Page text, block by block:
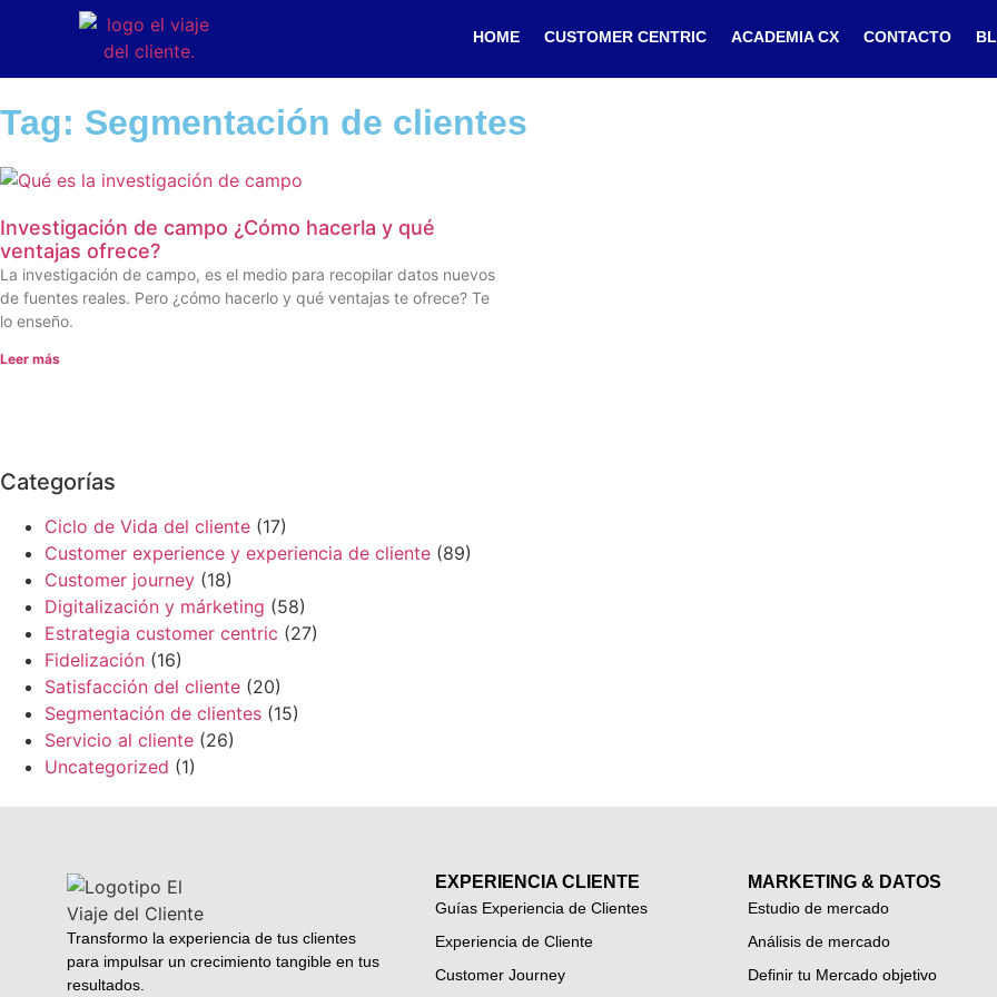
HOME CUSTOMER CENTRIC ACADEMIA CX CONTACTO
Tag: Segmentación de clientes
Investigación de campo ¿Cómo hacerla y qué
ventajas ofrece?
La investigación de campo, es el medio para recopilar datos nuevos
de fuentes reales. Pero ¿cómo hacerlo y qué ventajas te ofrece? Te
lo enseño.
Leer más
Categorías
Ciclo de Vida del cliente (17)
Customer experience y experiencia de cliente (89)
Customer journey (18)
Digitalización y márketing (58)
Estrategia customer centric (27)
Fidelización (16)
Satisfacción del cliente (20)
Segmentación de clientes (15)
Servicio al cliente (26)
Uncategorized (1)
Transformo la experiencia de tus clientes
para impulsar un crecimiento tangible en tus
resultados.
EXPERIENCIA CLIENTE
Guías Experiencia de Clientes
Experiencia de Cliente
Customer Journey
MARKETING & DATOS
Estudio de mercado
Análisis de mercado
Definir tu Mercado objetivo